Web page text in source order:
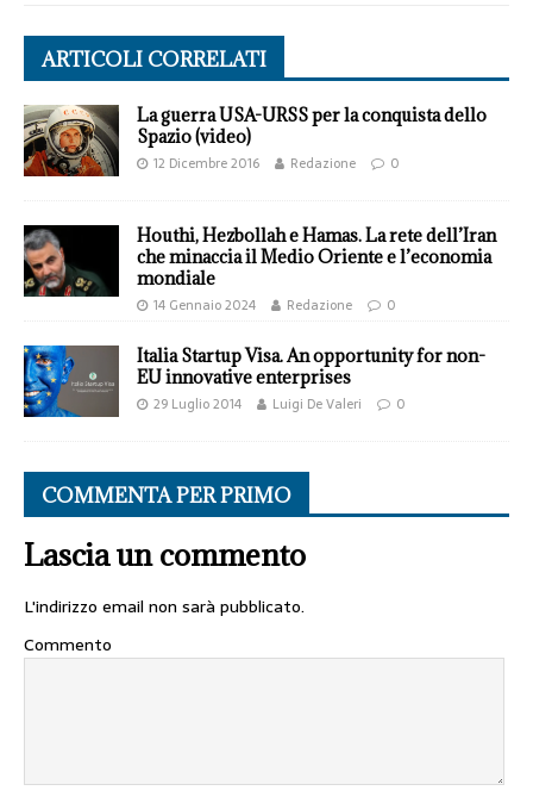
ARTICOLI CORRELATI
La guerra USA-URSS per la conquista dello
Spazio (video)
12 Dicembre 2016 Redazione 0
Houthi, Hezbollah e Hamas. La rete dell’Iran
che minaccia il Medio Oriente e l’economia
mondiale
14 Gennaio 2024 Redazione 0
Italia Startup Visa. An opportunity for non-
EU innovative enterprises
29 Luglio 2014 Luigi De Valeri 0
COMMENTA PER PRIMO
Lascia un commento
L'indirizzo email non sarà pubblicato.
Commento